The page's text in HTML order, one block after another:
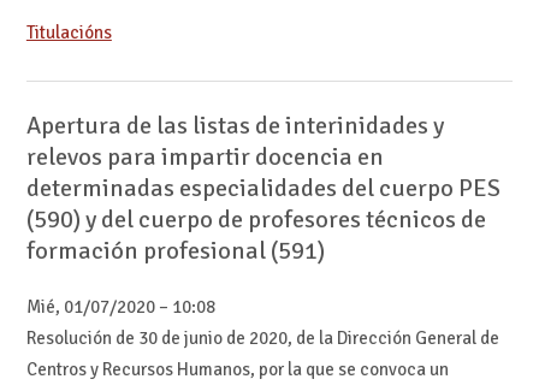
Titulacións
Apertura de las listas de interinidades y
relevos para impartir docencia en
determinadas especialidades del cuerpo PES
(590) y del cuerpo de profesores técnicos de
formación profesional (591)
Mié, 01/07/2020 – 10:08
Resolución de 30 de junio de 2020, de la Dirección General de
Centros y Recursos Humanos, por la que se convoca un